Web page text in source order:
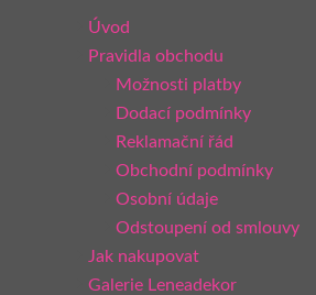
Úvod
Pravidla obchodu
Možnosti platby
Dodací podmínky
Reklamační řád
Obchodní podmínky
Osobní údaje
Odstoupení od smlouvy
Jak nakupovat
Galerie Leneadekor